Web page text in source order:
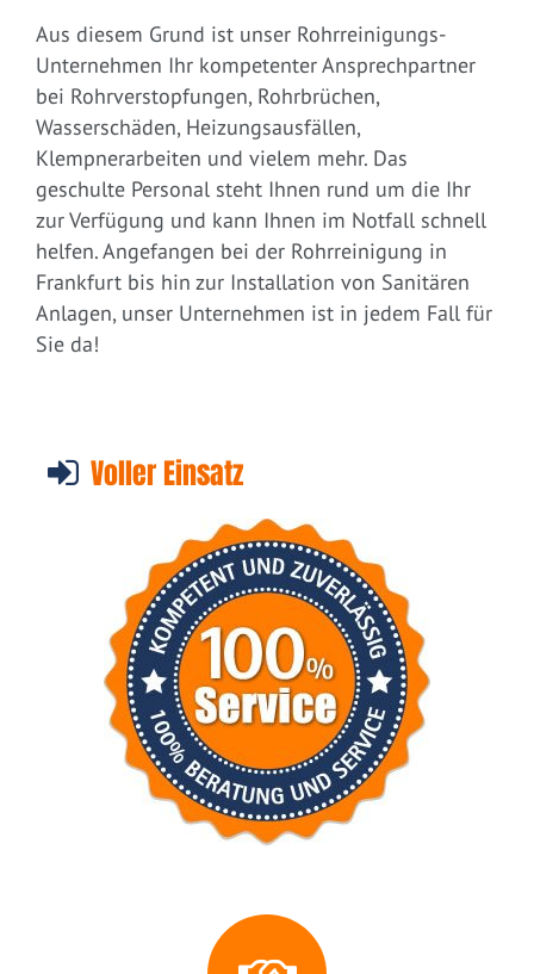
Aus diesem Grund ist unser Rohrreinigungs-
Unternehmen Ihr kompetenter Ansprechpartner
bei Rohrverstopfungen, Rohrbrüchen,
Wasserschäden, Heizungsausfällen,
Klempnerarbeiten und vielem mehr. Das
geschulte Personal steht Ihnen rund um die Ihr
zur Verfügung und kann Ihnen im Notfall schnell
helfen. Angefangen bei der Rohrreinigung in
Frankfurt bis hin zur Installation von Sanitären
Anlagen, unser Unternehmen ist in jedem Fall für
Sie da!
Voller Einsatz